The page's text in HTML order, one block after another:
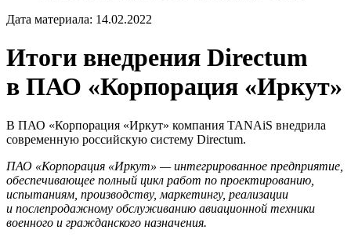
Дата материала: 14.02.2022
Итоги внедрения Directum
в ПАО «Корпорация «Иркут»
В ПАО «Корпорация «Иркут» компания TANAiS внедрила
современную российскую систему Directum.
ПАО «Корпорация «Иркут» — интегрированное предприятие,
обеспечивающее полный цикл работ по проектированию,
испытаниям, производству, маркетингу, реализации
и послепродажному обслуживанию авиационной техники
военного и гражданского назначения.